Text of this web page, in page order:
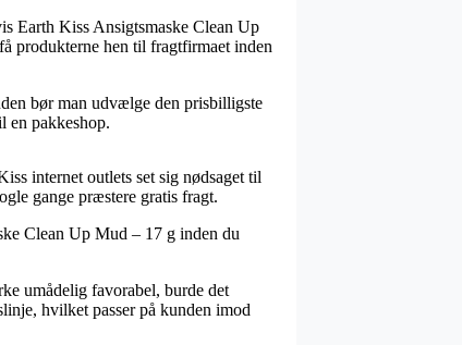
Earth Kiss Ansigtsmaske Clean Up
produkterne hen til fragtfirmaet inden
bør man udvælge den prisbilligste
en pakkeshop.
internet outlets set sig nødsaget til
gange præstere gratis fragt.
Clean Up Mud – 17 g inden du
umådelig favorabel, burde det
hvilket passer på kunden imod